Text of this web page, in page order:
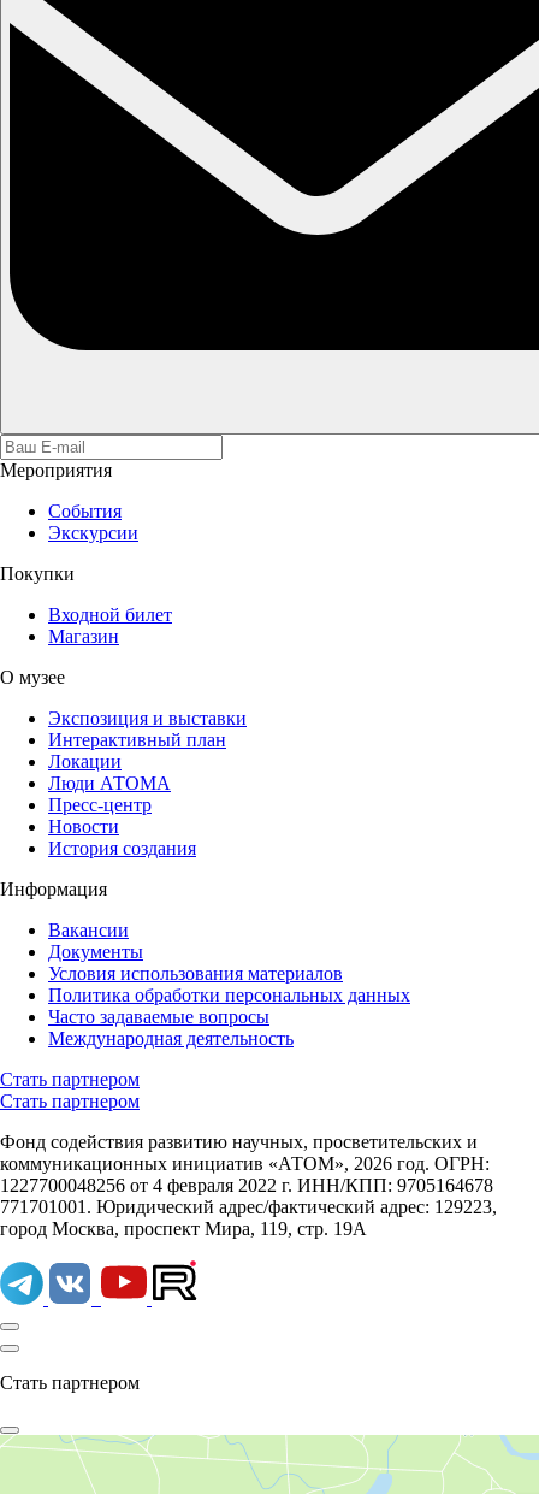
Мероприятия
События
Экскурсии
Покупки
Входной билет
Магазин
О музее
Экспозиция и выставки
Интерактивный план
Локации
Люди АТОМА
Пресс-центр
Новости
История создания
Информация
Вакансии
Документы
Условия использования материалов
Политика обработки персональных данных
Часто задаваемые вопросы
Международная деятельность
Стать партнером
Стать партнером
Фонд содействия развитию научных, просветительских и
коммуникационных инициатив «АТОМ», 2026 год. ОГРН:
1227700048256 от 4 февраля 2022 г. ИНН/КПП: 9705164678
771701001. Юридический адрес/фактический адрес: 129223,
город Москва, проспект Мира, 119, стр. 19А
Стать партнером